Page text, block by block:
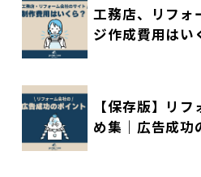
工務店、リフォ
ジ作成費用はい
【保存版】リ
め集｜広告成功